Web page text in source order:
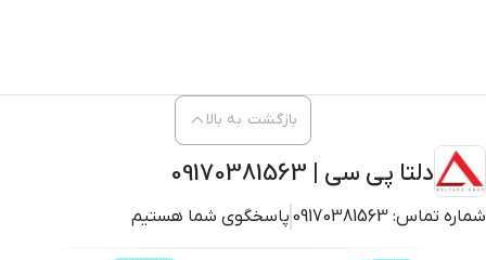
دلتا پی سی | 09170381563
شماره تماس: 09170381563 پاسخگوی شما هستیم
بازگشت به بالا